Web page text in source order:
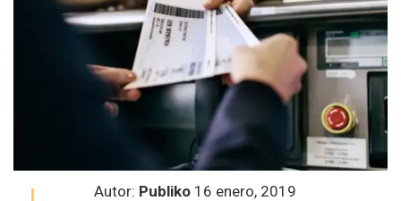
Autor: Publiko 16 enero, 2019